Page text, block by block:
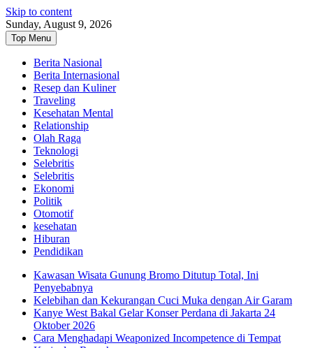
Skip to content
Sunday, August 9, 2026
Top Menu
Berita Nasional
Berita Internasional
Resep dan Kuliner
Traveling
Kesehatan Mental
Relationship
Olah Raga
Teknologi
Selebritis
Selebritis
Ekonomi
Politik
Otomotif
kesehatan
Hiburan
Pendidikan
Kawasan Wisata Gunung Bromo Ditutup Total, Ini
Penyebabnya
Kelebihan dan Kekurangan Cuci Muka dengan Air Garam
Kanye West Bakal Gelar Konser Perdana di Jakarta 24
Oktober 2026
Cara Menghadapi Weaponized Incompetence di Tempat